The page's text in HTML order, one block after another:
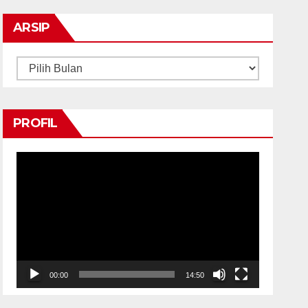
ARSIP
Arsip
PROFIL
00:00 14:50